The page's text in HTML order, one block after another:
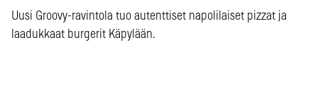
Uusi Groovy-ravintola tuo autenttiset napolilaiset pizzat ja
laadukkaat burgerit Käpylään.